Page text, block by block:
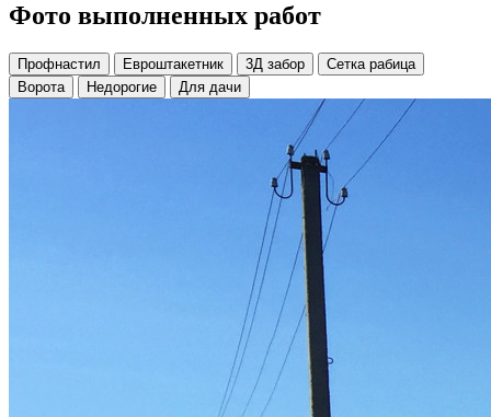
Фото выполненных работ
Профнастил Евроштакетник 3Д забор
Сетка рабица
Ворота
Недорогие Для дачи